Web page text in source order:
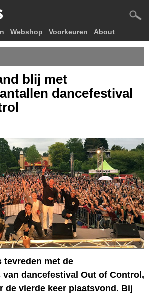
Webshop Voorkeuren About
blij met
dancefestival
tevreden met de
van dancefestival Out of Control,
de vierde keer plaatsvond. Bij